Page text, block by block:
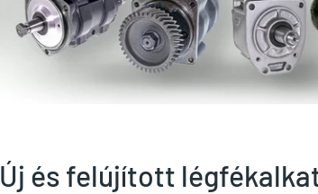
Új és felújított